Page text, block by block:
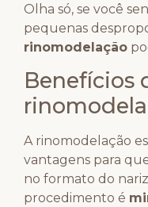
Olha só, se você
pequenas
rinomodelação
Benefícios
A rinomodelação
vantagens para
no formato do
procedimento é